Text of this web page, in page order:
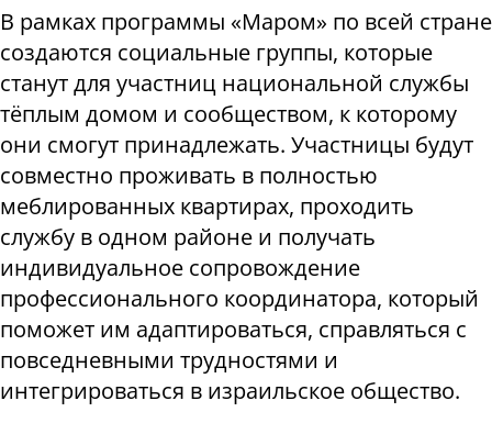
В рамках программы «Маром» по всей стране
создаются социальные группы, которые
станут для участниц национальной службы
тёплым домом и сообществом, к которому
они смогут принадлежать. Участницы будут
совместно проживать в полностью
меблированных квартирах, проходить
службу в одном районе и получать
индивидуальное сопровождение
профессионального координатора, который
поможет им адаптироваться, справляться с
повседневными трудностями и
интегрироваться в израильское общество.